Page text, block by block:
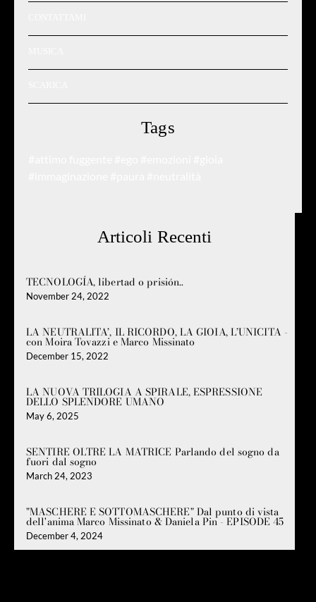
Tags
Articoli Recenti
TECNOLOGÍA, libertad o prisión..
November 24, 2022
LA NEUTRALITA’, IL RICORDO, LA GIOIA, L’UNICITA -
con Moira Tovazzi e Marco Missinato
December 15, 2022
LA NUOVA TRILOGIA A SPIRALE, ESPRESSIONE
DELLO SPLENDORE UMANO
May 6, 2025
SENTIRE OLTRE LA MATRICE Parlando del sogno da
fuori dal sogno
March 24, 2023
"MASCHERE E SOTTOMASCHERE" Dal punto di vista
dell'anima Marco Missinato & Daniela Pin - EPISODE 45
December 4, 2024